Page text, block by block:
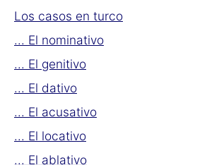
Los casos en turco
... El nominativo
... El genitivo
... El dativo
... El acusativo
... El locativo
... El ablativo